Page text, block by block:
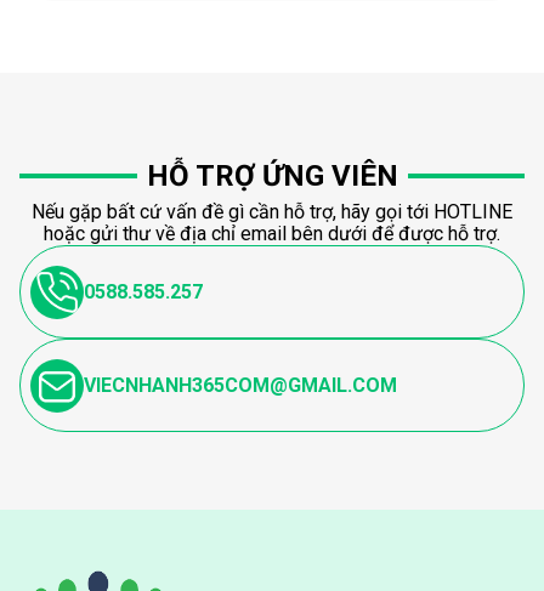
HỖ TRỢ ỨNG VIÊN
Nếu gặp bất cứ vấn đề gì cần hỗ trợ, hãy gọi tới HOTLINE
hoặc gửi thư về địa chỉ email bên dưới để được hỗ trợ.
0588.585.257
VIECNHANH365COM@GMAIL.COM